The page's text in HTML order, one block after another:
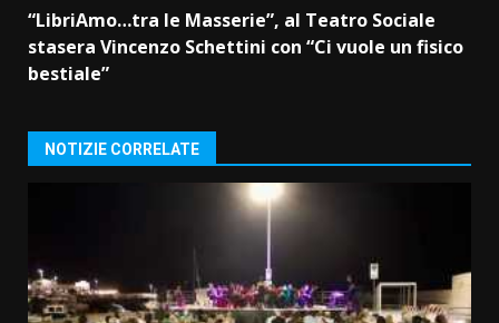
“LibriAmo…tra le Masserie”, al Teatro Sociale
stasera Vincenzo Schettini con “Ci vuole un fisico
bestiale”
NOTIZIE CORRELATE